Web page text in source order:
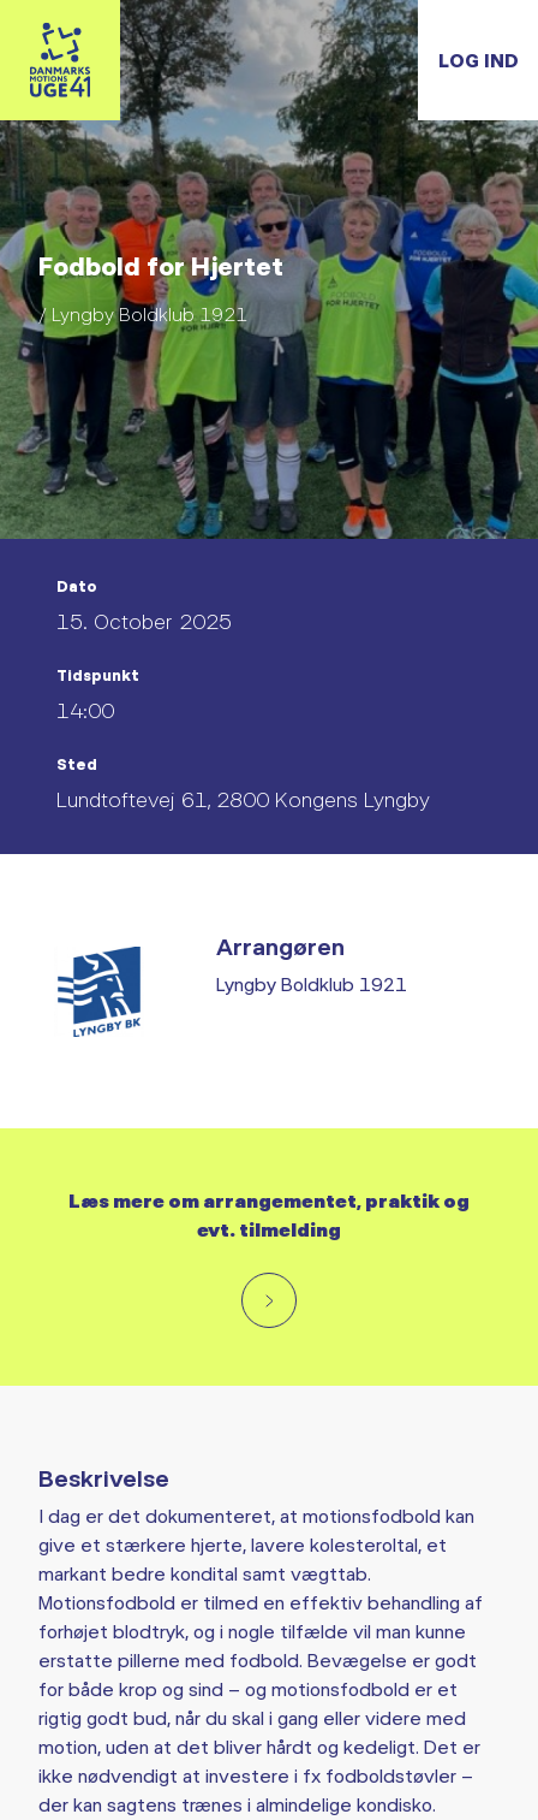
LOG IND
Fodbold for Hjertet
/ Lyngby Boldklub 1921
Dato
15. October 2025
Tidspunkt
14:00
Sted
Lundtoftevej 61, 2800 Kongens Lyngby
Beskrivelse
I dag er det dokumenteret, at motionsfodbold kan
give et stærkere hjerte, lavere kolesteroltal, et
markant bedre kondital samt vægttab.
Motionsfodbold er tilmed en effektiv behandling af
forhøjet blodtryk, og i nogle tilfælde vil man kunne
erstatte pillerne med fodbold. Bevægelse er godt
for både krop og sind – og motionsfodbold er et
rigtig godt bud, når du skal i gang eller videre med
motion, uden at det bliver hårdt og kedeligt. Det er
ikke nødvendigt at investere i fx fodboldstøvler –
der kan sagtens trænes i almindelige kondisko.
Arrangøren
Lyngby Boldklub 1921
Læs mere om arrangementet, praktik og
evt. tilmelding